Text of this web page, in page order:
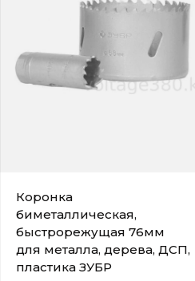
Коронка
биметаллическая,
быстрорежущая 76мм
для металла, дерева, ДСП,
пластика ЗУБР